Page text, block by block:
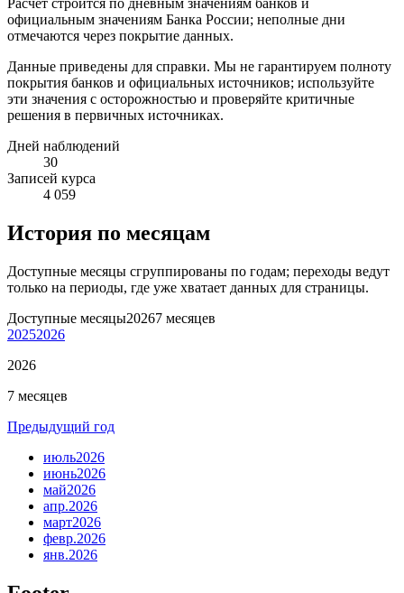
Расчет строится по дневным значениям банков и
официальным значениям Банка России; неполные дни
отмечаются через покрытие данных.
Данные приведены для справки. Мы не гарантируем полноту
покрытия банков и официальных источников; используйте
эти значения с осторожностью и проверяйте критичные
решения в первичных источниках.
Дней наблюдений
30
Записей курса
4 059
История по месяцам
Доступные месяцы сгруппированы по годам; переходы ведут
только на периоды, где уже хватает данных для страницы.
Доступные месяцы20267 месяцев
20252026
2026
7 месяцев
Предыдущий год
июль2026
июнь2026
май2026
апр.2026
март2026
февр.2026
янв.2026